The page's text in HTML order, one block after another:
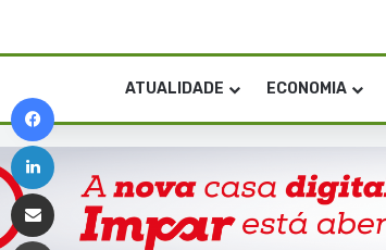
ATUALIDADE ECONOMIA
Linkedin
Imprimir